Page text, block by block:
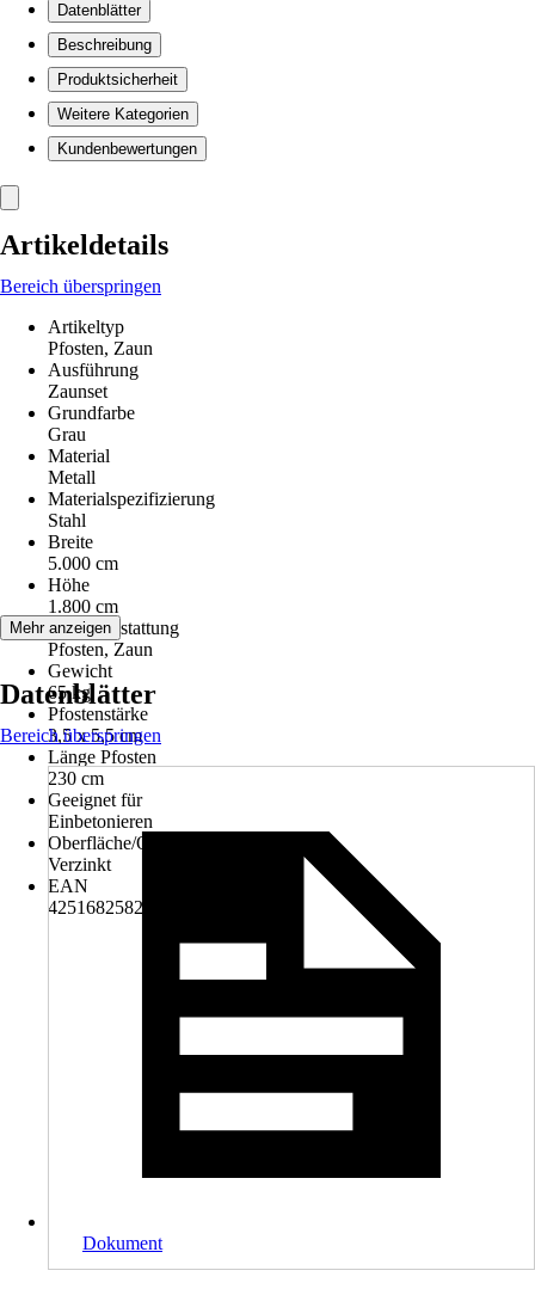
Datenblätter
Beschreibung
Produktsicherheit
Weitere Kategorien
Kundenbewertungen
Artikeldetails
Bereich überspringen
Artikeltyp
Pfosten, Zaun
Ausführung
Zaunset
Grundfarbe
Grau
Material
Metall
Materialspezifizierung
Stahl
Breite
5.000 cm
Höhe
1.800 cm
Serienausstattung
Pfosten, Zaun
Gewicht
65 kg
Pfostenstärke
3,5 x 5,5 cm
Länge Pfosten
230 cm
Geeignet für
Einbetonieren
Oberfläche/Oberflächenbehandlung
Verzinkt
EAN
4251682582100
Mehr anzeigen
Datenblätter
Bereich überspringen
Dokument